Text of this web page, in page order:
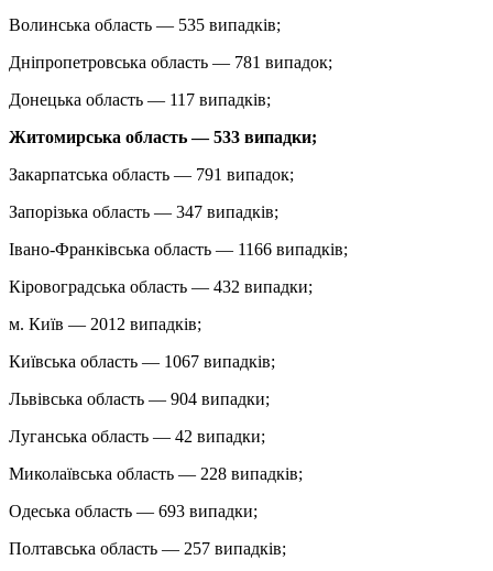
Волинська область — 535 випадків;
Дніпропетровська область — 781 випадок;
Донецька область — 117 випадків;
Житомирська область — 533 випадки;
Закарпатська область — 791 випадок;
Запорізька область — 347 випадків;
Івано-Франківська область — 1166 випадків;
Кіровоградська область — 432 випадки;
м. Київ — 2012 випадків;
Київська область — 1067 випадків;
Львівська область — 904 випадки;
Луганська область — 42 випадки;
Миколаївська область — 228 випадків;
Одеська область — 693 випадки;
Полтавська область — 257 випадків;